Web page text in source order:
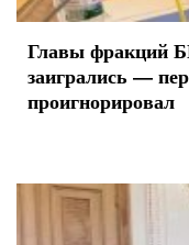
Главы фракций
заигрались —
проигнорировал